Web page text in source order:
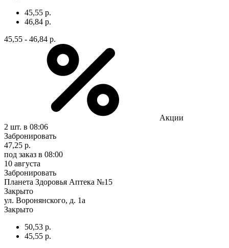
45,55 р.
46,84 р.
45,55 - 46,84 р.
Акции
2 шт. в 08:06
Забронировать
47,25 р.
под заказ в 08:00
10 августа
Забронировать
Планета Здоровья Аптека №15
Закрыто
ул. Воронянского, д. 1а
Закрыто
50,53 р.
45,55 р.